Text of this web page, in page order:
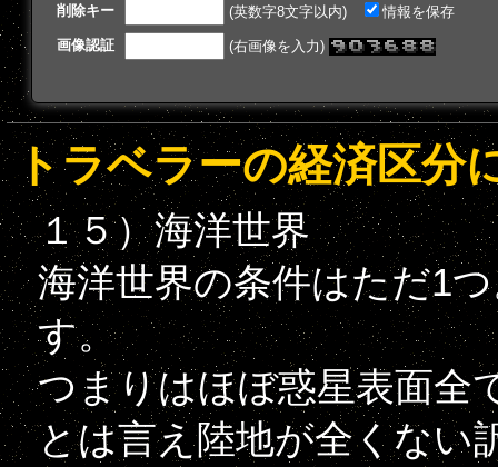
削除キー (英数字8文字以内)
情報を保存
画像認証
(右画像を入力)
トラベラーの経済区分
１５）海洋世界
海洋世界の条件はただ1
す。
つまりはほぼ惑星表面全
とは言え陸地が全くない